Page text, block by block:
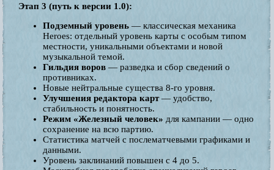
Этап 3 (путь к версии 1.0):
Подземный уровень — классическая механика
Heroes: отдельный уровень карты с особым типом
местности, уникальными объектами и новой
музыкальной темой.
Гильдия воров — разведка и сбор сведений о
противниках.
Новые нейтральные существа 8-го уровня.
Улучшения редактора карт— удобство,
стабильность и понятность.
Режим «Железный человек» для кампании — одно
сохранение на всю партию.
Статистика матчей с послематчевыми графиками и
данными.
Уровень заклинаний повышен с 4 до 5.